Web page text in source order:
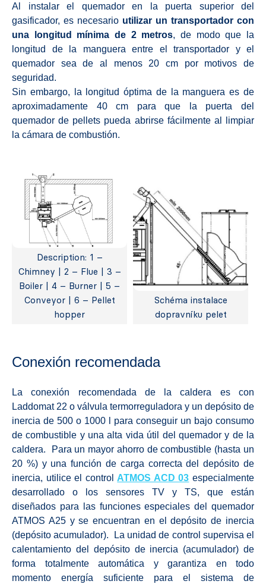
Al instalar el quemador en la puerta superior del
gasificador, es necesario utilizar un transportador con
una longitud mínima de 2 metros, de modo que la
longitud de la manguera entre el transportador y el
quemador sea de al menos 20 cm por motivos de
seguridad.
Sin embargo, la longitud óptima de la manguera es de
aproximadamente 40 cm para que la puerta del
quemador de pellets pueda abrirse fácilmente al limpiar
la cámara de combustión.
Description: 1 –
Chimney | 2 – Flue | 3 –
Boiler | 4 – Burner | 5 –
Conveyor | 6 – Pellet
hopper
Schéma instalace
dopravníku pelet
Conexión recomendada
La conexión recomendada de la caldera es con
Laddomat 22 o válvula termorreguladora y un depósito de
inercia de 500 o 1000 l para conseguir un bajo consumo
de combustible y una alta vida útil del quemador y de la
caldera. Para un mayor ahorro de combustible (hasta un
20 %) y una función de carga correcta del depósito de
inercia, utilice el control ATMOS ACD 03 especialmente
desarrollado o los sensores TV y TS, que están
diseñados para las funciones especiales del quemador
ATMOS A25 y se encuentran en el depósito de inercia
(depósito acumulador). La unidad de control supervisa el
calentamiento del depósito de inercia (acumulador) de
forma totalmente automática y garantiza en todo
momento energía suficiente para el sistema de